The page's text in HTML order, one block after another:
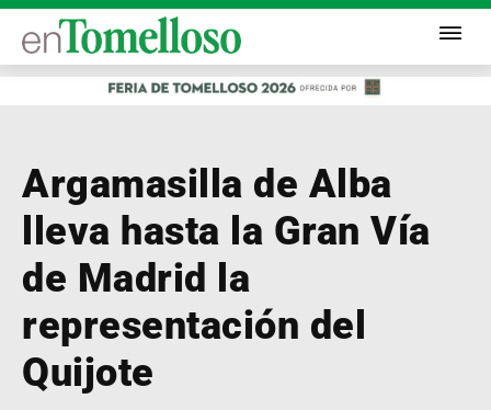
Argamasilla de Alba
lleva hasta la Gran Vía
de Madrid la
representación del
Quijote